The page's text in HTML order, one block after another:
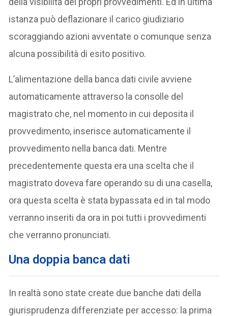
istanza può deflazionare il carico giudiziario
scoraggiando azioni avventate o comunque senza
alcuna possibilità di esito positivo.
L’alimentazione della banca dati civile avviene
automaticamente attraverso la consolle del
magistrato che, nel momento in cui deposita il
provvedimento, inserisce automaticamente il
provvedimento nella banca dati. Mentre
precedentemente questa era una scelta che il
magistrato doveva fare operando su di una casella,
ora questa scelta è stata bypassata ed in tal modo
verranno inseriti da ora in poi tutti i provvedimenti
che verranno pronunciati.
Una doppia banca dati
In realtà sono state create due banche dati della
giurisprudenza differenziate per accesso: la prima